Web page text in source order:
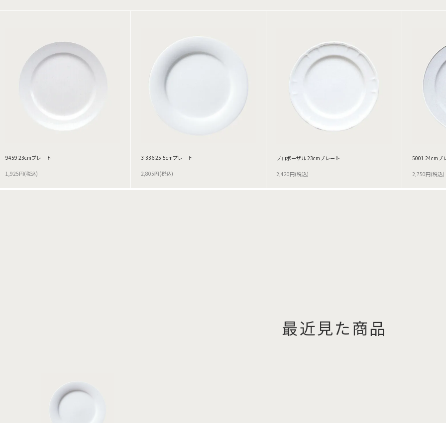
9459 23cmプレート
1,925円(税込)
3-336 25.5cmプレート
2,805円(税込)
プロポーザル 23cmプレート
2,420円(税込)
5001 24cmプ
2,750円(税込)
最近見た商品